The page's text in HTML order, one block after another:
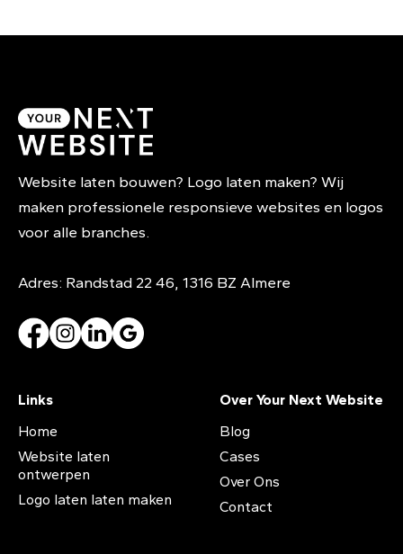
Website laten bouwen? Logo laten maken? Wij
maken professionele responsieve websites en logos
voor alle branches.
Adres: Randstad 22 46, 1316 BZ Almere
Links
Home
Website laten
ontwerpen
Logo laten laten maken
Over Your Next Website
Blog
Cases
Over Ons
Contact